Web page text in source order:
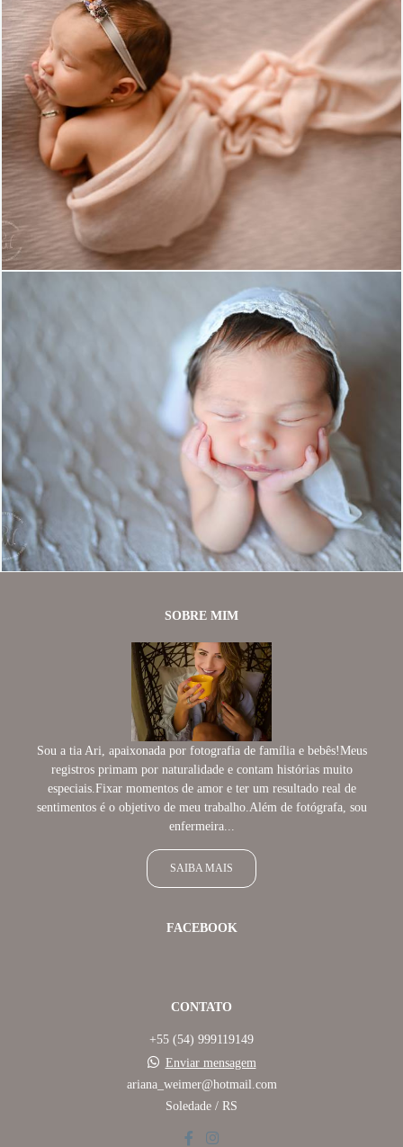
962
545 0
SOBRE MIM
Sou a tia Ari, apaixonada por fotografia de família e bebês!Meus
registros primam por naturalidade e contam histórias muito
especiais.Fixar momentos de amor e ter um resultado real de
sentimentos é o objetivo de meu trabalho.Além de fotógrafa, sou
enfermeira...
SAIBA MAIS
FACEBOOK
CONTATO
+55 (54) 999119149
Enviar mensagem
ariana_weimer@hotmail.com
Soledade / RS